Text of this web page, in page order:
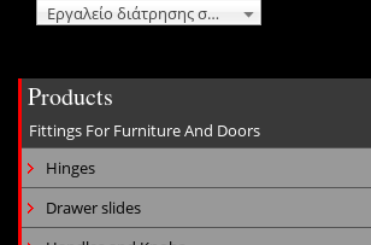
Εργαλείο διάτρησης συσκευής κλειδώματος μετώπης για Dynapro 102-56-004 No additional charge
Products
Fittings For Furniture And Doors
Hinges
Drawer slides